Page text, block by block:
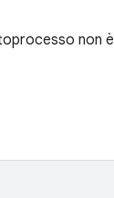
non